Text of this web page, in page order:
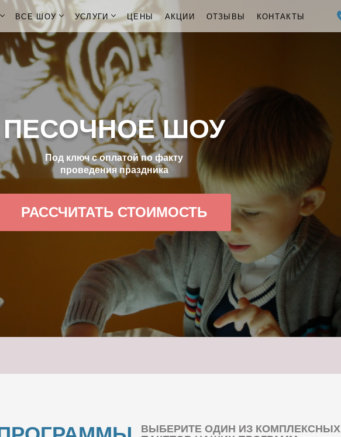
ВСЕ ШОУ УСЛУГИ ЦЕНЫ АКЦИИ ОТЗЫВЫ КОНТАКТЫ
ПЕСОЧНОЕ ШОУ
Под ключ с оплатой по факту
проведения праздника
РАССЧИТАТЬ СТОИМОСТЬ
ВЫБЕРИТЕ ОДИН ИЗ КОМПЛЕКСНЫХ